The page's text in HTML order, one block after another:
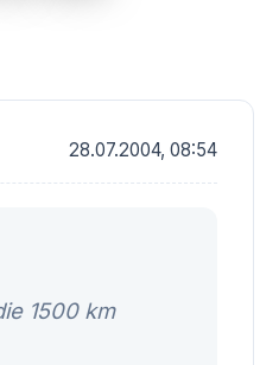
28.07.2004, 08:54
1500 km